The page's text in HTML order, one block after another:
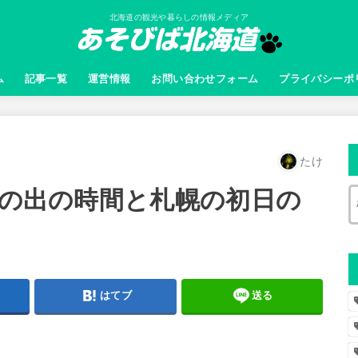
北海道の観光や暮らしの情報メディア
記事一覧 運営情報 お問い合わせフォーム プライバシーポ
たけ
出の時間と札幌の初日の
はてブ 送る